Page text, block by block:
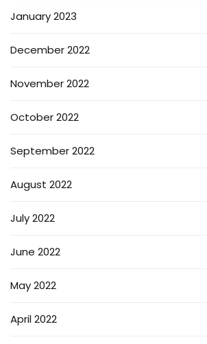
January 2023
December 2022
November 2022
October 2022
September 2022
August 2022
July 2022
June 2022
May 2022
April 2022